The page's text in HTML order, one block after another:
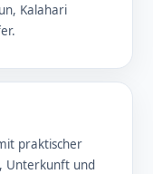
Kalahari
praktischer
Unterkunft und